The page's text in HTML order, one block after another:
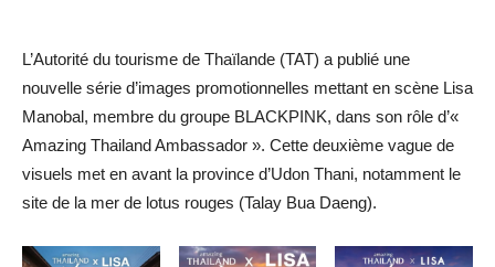
L’Autorité du tourisme de Thaïlande (TAT) a publié une
nouvelle série d’images promotionnelles mettant en scène Lisa
Manobal, membre du groupe BLACKPINK, dans son rôle d’«
Amazing Thailand Ambassador ». Cette deuxième vague de
visuels met en avant la province d’Udon Thani, notamment le
site de la mer de lotus rouges (Talay Bua Daeng).